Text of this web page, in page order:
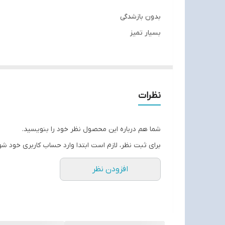
بدون بازشدگی
بسیار تمیز
نظرات
شما هم درباره این محصول نظر خود را بنویسید.
برای ثبت نظر، لازم است ابتدا وارد حساب کاربری خود
افزودن نظر